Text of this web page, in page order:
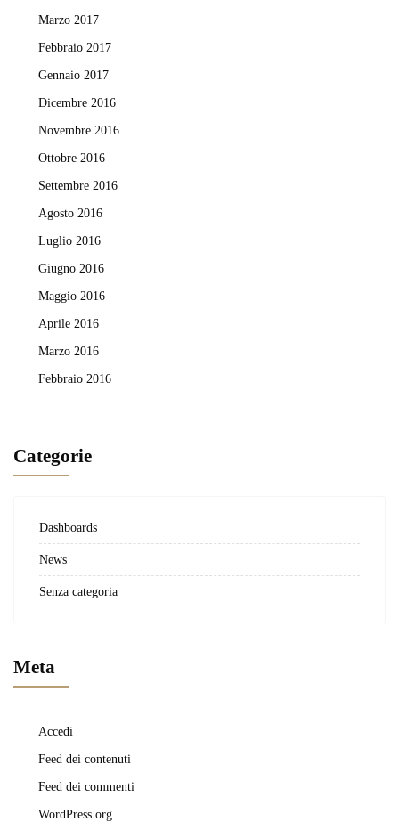
Marzo 2017
Febbraio 2017
Gennaio 2017
Dicembre 2016
Novembre 2016
Ottobre 2016
Settembre 2016
Agosto 2016
Luglio 2016
Giugno 2016
Maggio 2016
Aprile 2016
Marzo 2016
Febbraio 2016
Categorie
Dashboards
News
Senza categoria
Meta
Accedi
Feed dei contenuti
Feed dei commenti
WordPress.org